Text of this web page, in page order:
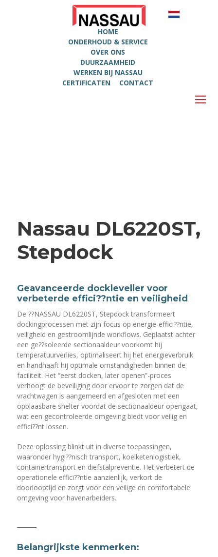
HOME
ONDERHOUD & SERVICE
OVER ONS
DUURZAAMHEID
WERKEN BIJ NASSAU
CERTIFICATEN
CONTACT
Nassau DL6220ST,
Stepdock
Geavanceerde dockleveller voor
verbeterde effici??ntie en veiligheid
De ??NASSAU DL6220ST, Stepdock transformeert
dockingprocessen met zijn focus op energie-effici??ntie,
veiligheid en gestroomlijnde workflows. Geplaatst achter
een ge??soleerde sectionaaldeur voorkomt hij
temperatuurverlies, optimaliseert hij het energieverbruik
en handhaaft hij optimale omstandigheden binnen de
faciliteit. Het “eerst docken, later openen”-proces
verhoogt de beveiliging door ervoor te zorgen dat de
vrachtwagen is aangemeerd en afgesloten met een
opblaasbare shelter voordat de sectionaaldeur opengaat,
wat een gecontroleerde omgeving biedt voor veilig en
effici??nt lossen.
Deze oplossing blinkt uit in diverse toepassingen,
waaronder hygi??nisch transport, koelketenlogistiek,
containertransport en diefstalpreventie. Het verbetert de
operationele effici??ntie aanzienlijk, verkort de
doorlooptijd en zorgt voor een veilige en comfortabele
omgeving voor havenarbeiders.
Belangrijkste kenmerken: